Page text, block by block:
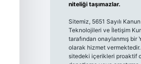
niteliği taşımazlar.
Sitemiz, 5651 Sayılı
Teknolojileri ve İletişim
tarafından onaylanmış bir
olarak hizmet
sitedeki içerikleri proaktif